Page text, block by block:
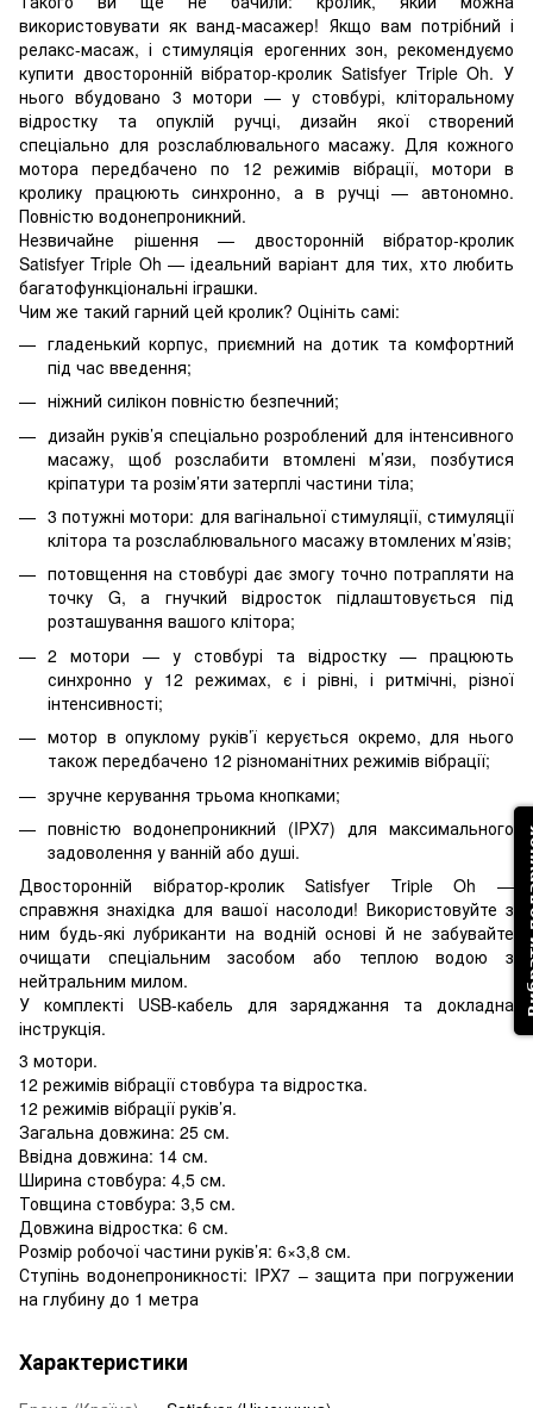
використовувати як ванд-масажер! Якщо вам потрібний і
релакс-масаж, і стимуляція ерогенних зон, рекомендуємо
купити двосторонній вібратор-кролик Satisfyer Triple Oh. У
нього вбудовано 3 мотори — у стовбурі, кліторальному
відростку та опуклій ручці, дизайн якої створений
спеціально для розслаблювального масажу. Для кожного
мотора передбачено по 12 режимів вібрації, мотори в
кролику працюють синхронно, а в ручці — автономно.
Повністю водонепроникний.
Незвичайне рішення — двосторонній вібратор-кролик
Satisfyer Triple Oh — ідеальний варіант для тих, хто любить
багатофункціональні іграшки.
Чим же такий гарний цей кролик? Оцініть самі:
гладенький корпус, приємний на дотик та комфортний
під час введення;
ніжний силікон повністю безпечний;
дизайн руків’я спеціально розроблений для інтенсивного
масажу, щоб розслабити втомлені м’язи, позбутися
кріпатури та розім’яти затерплі частини тіла;
3 потужні мотори: для вагінальної стимуляції, стимуляції
клітора та розслаблювального масажу втомлених м’язів;
потовщення на стовбурі дає змогу точно потрапляти на
точку G, а гнучкий відросток підлаштовується під
розташування вашого клітора;
2 мотори — у стовбурі та відростку — працюють
синхронно у 12 режимах, є і рівні, і ритмічні, різної
інтенсивності;
мотор в опуклому руків’ї керується окремо, для нього
також передбачено 12 різноманітних режимів вібрації;
зручне керування трьома кнопками;
повністю водонепроникний (IPX7) для максимального
задоволення у ванній або душі.
Двосторонній вібратор-кролик Satisfyer Triple Oh —
справжня знахідка для вашої насолоди! Використовуйте з
ним будь-які лубриканти на водній основі й не забувайте
очищати спеціальним засобом або теплою водою з
нейтральним милом.
У комплекті USB-кабель для заряджання та докладна
інструкція.
3 мотори.
12 режимів вібрації стовбура та відростка.
12 режимів вібрації руків’я.
Загальна довжина: 25 см.
Ввідна довжина: 14 см.
Ширина стовбура: 4,5 см.
Товщина стовбура: 3,5 см.
Довжина відростка: 6 см.
Розмір робочої частини руків’я: 6×3,8 см.
Ступінь водонепроникності: IPX7 – защита при погружении
на глубину до 1 метра
Характеристики